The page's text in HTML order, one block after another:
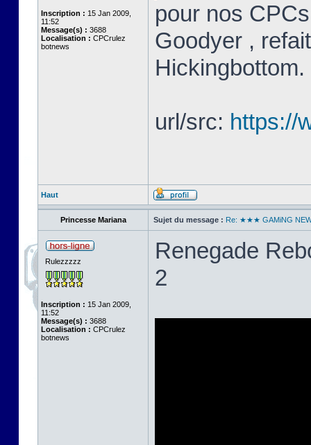
Inscription : 15 Jan 2009,
11:52
Message(s) : 3688
Localisation : CPCrulez
botnews
pour nos
Goodyer ,
Hickingbottom.
url/src: https://
Haut
Princesse Mariana Sujet du message : Re: ★★★ GAMiNG
Rulezzzzz
Inscription : 15 Jan 2009,
11:52
Message(s) : 3688
Localisation : CPCrulez
botnews
Renegade
2